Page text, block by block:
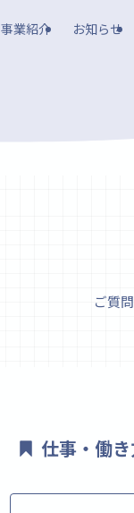
事業紹介 お知らせ
ご質
仕事・働